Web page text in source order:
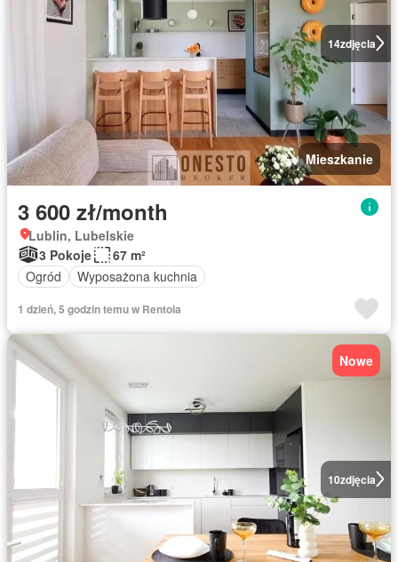
14zdjęcia
Mieszkanie
3 600 zł/month
Lublin, Lubelskie
3 Pokoje
67 m²
Ogród
Wyposażona kuchnia
1 dzień, 5 godzin temu w Rentola
10zdjęcia
Nowe